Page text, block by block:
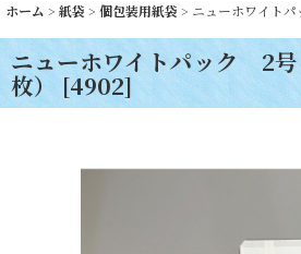
ホーム > 紙袋 > 個包装用紙袋 > ニューホワイト
ニューホワイトパック 2
枚） [4902]